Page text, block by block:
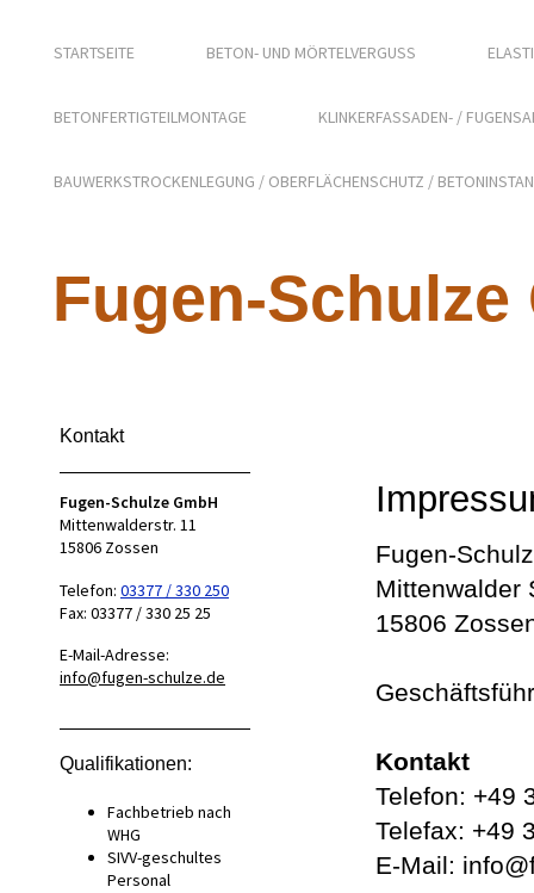
STARTSEITE BETON- UND MÖRTELVERGUSS
BETONFERTIGTEILMONTAGE KLINKERFASSADEN- /
BAUWERKSTROCKENLEGUNG / OBERFLÄCHENSCHUTZ /
Fugen-Schulze
Kontakt
Fugen-Schulze GmbH
Mittenwalderstr. 11
15806 Zossen
Telefon: 03377 / 330 250
Fax: 03377 / 330 25 25
E-Mail-Adresse:
info@fugen-schulze.de
Qualifikationen:
Fachbetrieb nach
WHG
SIVV-geschultes
Personal
Fugen-
Mittenwalder
15806
Kontakt
Telefon: +49
Telefax: +49
E-Mail: